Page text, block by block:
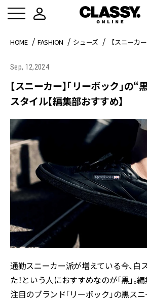
HOME FASHION シューズ 【スニーカ
Sep, 12,2024
【スニーカー】「リーボック」の
スタイル【編集部おすすめ】
通勤スニーカー派が増えている今、白
た！という人におすすめなのが「黒」。
注目のブランド「リーボック」の黒ス